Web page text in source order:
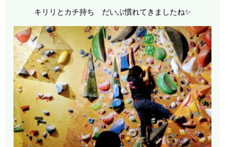
キリリとカチ持ち だいぶ慣れてきましたね✨